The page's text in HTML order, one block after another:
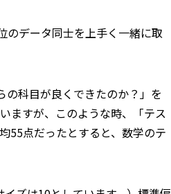
のデータ同士を上手く一緒に取
科目が良くできたのか？」を
ますが、このような時、「テス
55点だったとすると、数学のテ